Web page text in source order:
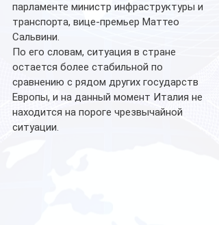
парламенте министр инфраструктуры и
транспорта, вице-премьер Маттео
Сальвини.
По его словам, ситуация в стране
остается более стабильной по
сравнению с рядом других государств
Европы, и на данный момент Италия не
находится на пороге чрезвычайной
ситуации.